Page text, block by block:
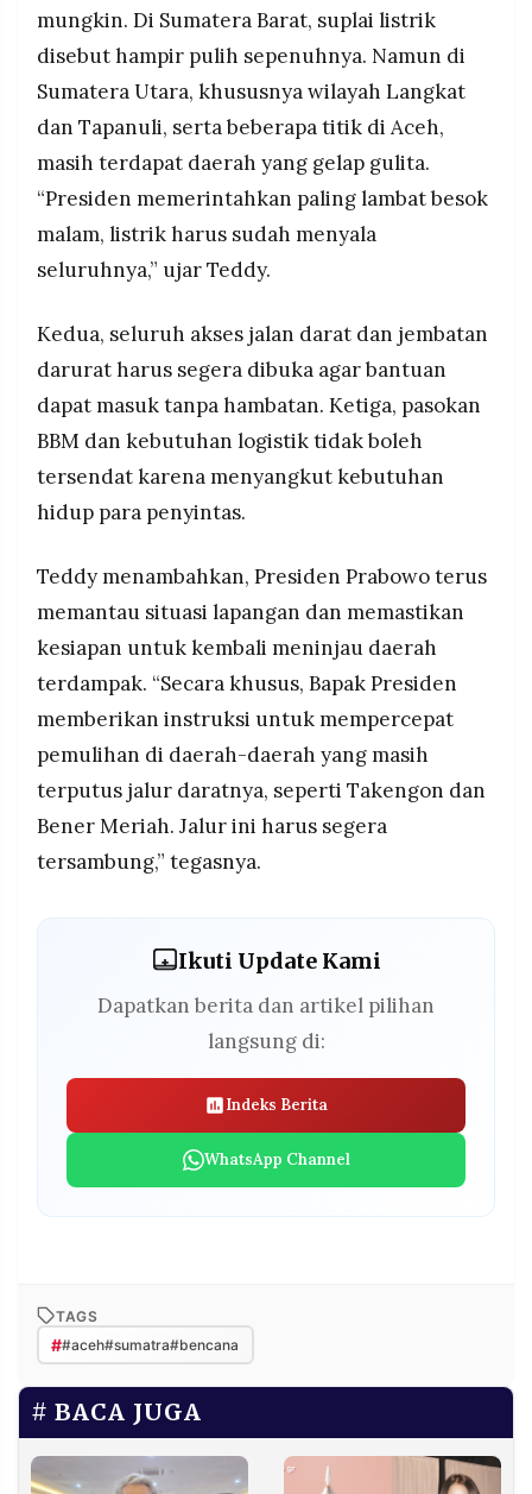
mungkin. Di Sumatera Barat, suplai listrik
disebut hampir pulih sepenuhnya. Namun di
Sumatera Utara, khususnya wilayah Langkat
dan Tapanuli, serta beberapa titik di Aceh,
masih terdapat daerah yang gelap gulita.
“Presiden memerintahkan paling lambat besok
malam, listrik harus sudah menyala
seluruhnya,” ujar Teddy.
Kedua, seluruh akses jalan darat dan jembatan
darurat harus segera dibuka agar bantuan
dapat masuk tanpa hambatan. Ketiga, pasokan
BBM dan kebutuhan logistik tidak boleh
tersendat karena menyangkut kebutuhan
hidup para penyintas.
Teddy menambahkan, Presiden Prabowo terus
memantau situasi lapangan dan memastikan
kesiapan untuk kembali meninjau daerah
terdampak. “Secara khusus, Bapak Presiden
memberikan instruksi untuk mempercepat
pemulihan di daerah-daerah yang masih
terputus jalur daratnya, seperti Takengon dan
Bener Meriah. Jalur ini harus segera
tersambung,” tegasnya.
Ikuti Update Kami
Dapatkan berita dan artikel pilihan
langsung di:
Indeks Berita
WhatsApp Channel
TAGS
##aceh#sumatra#bencana
BACA JUGA